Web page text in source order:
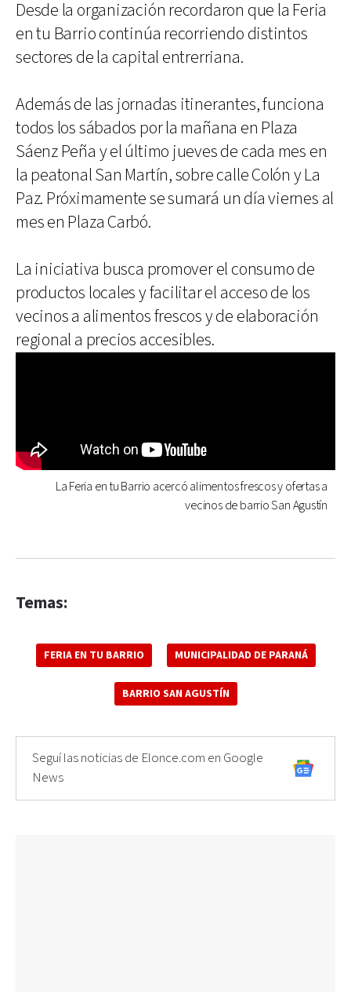
Desde la organización recordaron que la Feria
en tu Barrio continúa recorriendo distintos
sectores de la capital entrerriana.
Además de las jornadas itinerantes, funciona
todos los sábados por la mañana en Plaza
Sáenz Peña y el último jueves de cada mes en
la peatonal San Martín, sobre calle Colón y La
Paz. Próximamente se sumará un día viernes al
mes en Plaza Carbó.
La iniciativa busca promover el consumo de
productos locales y facilitar el acceso de los
vecinos a alimentos frescos y de elaboración
regional a precios accesibles.
La Feria en tu Barrio acercó alimentos frescos y ofertas a
vecinos de barrio San Agustín
Temas:
FERIA EN TU BARRIO MUNICIPALIDAD DE PARANÁ
BARRIO SAN AGUSTÍN
Seguí las noticias de Elonce.com en Google
News